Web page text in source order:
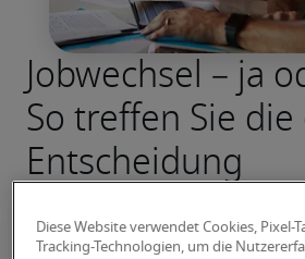
Jobwechsel – ja
So treffen Sie
Entscheidung
Diese Website verwendet Cookies, Pixel-
Tracking-Technologien, um die